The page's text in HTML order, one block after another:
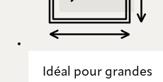
Idéal pour grandes